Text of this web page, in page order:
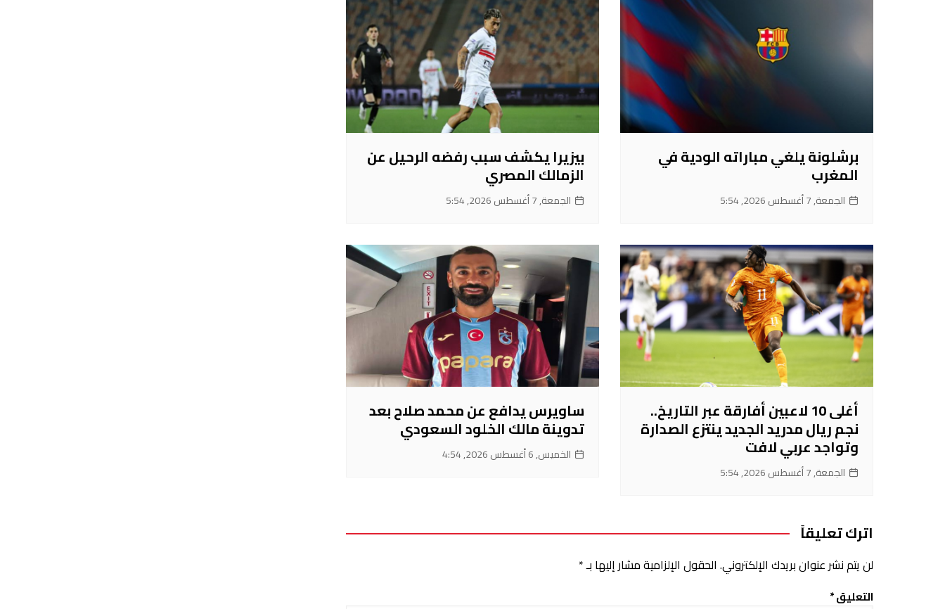
برشلونة يلغي مباراته الودية في
المغرب
الجمعة, 7 أغسطس 2026, 5:54
بيزيرا يكشف سبب رفضه الرحيل عن
الزمالك المصري
الجمعة, 7 أغسطس 2026, 5:54
أغلى 10 لاعبين أفارقة عبر التاريخ..
نجم ريال مدريد الجديد ينتزع الصدارة
وتواجد عربي لافت
الجمعة, 7 أغسطس 2026, 5:54
ساويرس يدافع عن محمد صلاح بعد
تدوينة مالك الخلود السعودي
الخميس, 6 أغسطس 2026, 4:54
اترك تعليقاً
لن يتم نشر عنوان بريدك الإلكتروني. الحقول الإلزامية مشار إليها بـ*
التعليق*